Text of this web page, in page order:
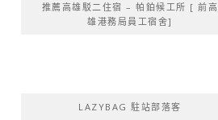
推薦高雄駁二住宿 – 帕鉑候工所 [ 前高
雄港務局員工宿舍]
LAZYBAG 駐站部落客